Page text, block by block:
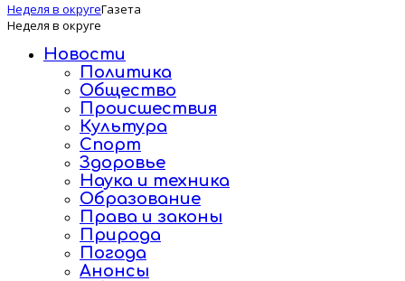
Неделя в округеГазета
Неделя в округе
Новости
Политика
Общество
Происшествия
Культура
Спорт
Здоровье
Наука и техника
Образование
Права и законы
Природа
Погода
Анонсы